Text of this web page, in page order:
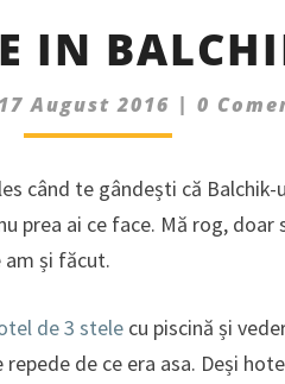
ZILE
BALCHIK
IN
17 August 2016 | 0
când te gândești că
prea ai ce face. Mă rog,
am și făcut.
de 3 stele cu piscină și
de ce era asa. Deși